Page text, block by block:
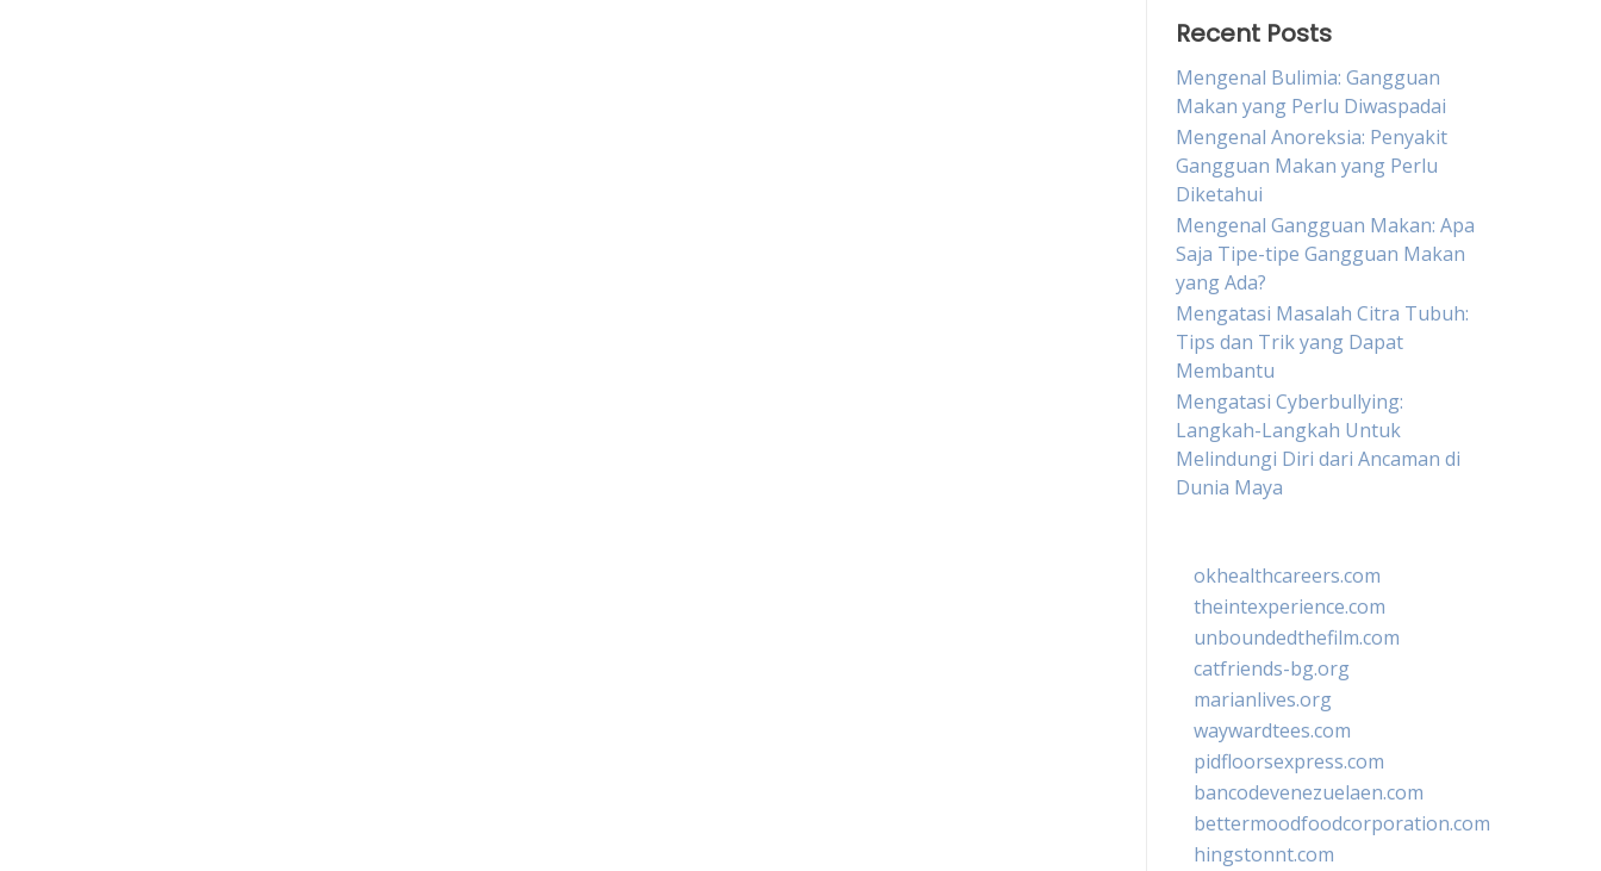
Recent Posts
Mengenal Bulimia: Gangguan
Makan yang Perlu Diwaspadai
Mengenal Anoreksia: Penyakit
Gangguan Makan yang Perlu
Diketahui
Mengenal Gangguan Makan: Apa
Saja Tipe-tipe Gangguan Makan
yang Ada?
Mengatasi Masalah Citra Tubuh:
Tips dan Trik yang Dapat
Membantu
Mengatasi Cyberbullying:
Langkah-Langkah Untuk
Melindungi Diri dari Ancaman di
Dunia Maya
okhealthcareers.com
theintexperience.com
unboundedthefilm.com
catfriends-bg.org
marianlives.org
waywardtees.com
pidfloorsexpress.com
bancodevenezuelaen.com
bettermoodfoodcorporation.com
hingstonnt.com